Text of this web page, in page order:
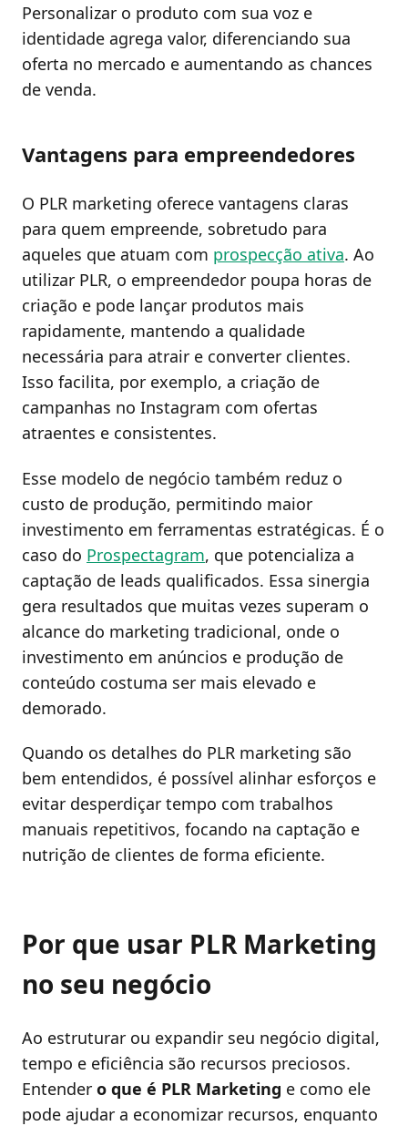
Personalizar o produto com sua voz e
identidade agrega valor, diferenciando sua
oferta no mercado e aumentando as chances
de venda.
Vantagens para empreendedores
O PLR marketing oferece vantagens claras
para quem empreende, sobretudo para
aqueles que atuam com prospecção ativa. Ao
utilizar PLR, o empreendedor poupa horas de
criação e pode lançar produtos mais
rapidamente, mantendo a qualidade
necessária para atrair e converter clientes.
Isso facilita, por exemplo, a criação de
campanhas no Instagram com ofertas
atraentes e consistentes.
Esse modelo de negócio também reduz o
custo de produção, permitindo maior
investimento em ferramentas estratégicas. É o
caso do Prospectagram, que potencializa a
captação de leads qualificados. Essa sinergia
gera resultados que muitas vezes superam o
alcance do marketing tradicional, onde o
investimento em anúncios e produção de
conteúdo costuma ser mais elevado e
demorado.
Quando os detalhes do PLR marketing são
bem entendidos, é possível alinhar esforços e
evitar desperdiçar tempo com trabalhos
manuais repetitivos, focando na captação e
nutrição de clientes de forma eficiente.
Por que usar PLR Marketing
no seu negócio
Ao estruturar ou expandir seu negócio digital,
tempo e eficiência são recursos preciosos.
Entender o que é PLR Marketing e como ele
pode ajudar a economizar recursos, enquanto